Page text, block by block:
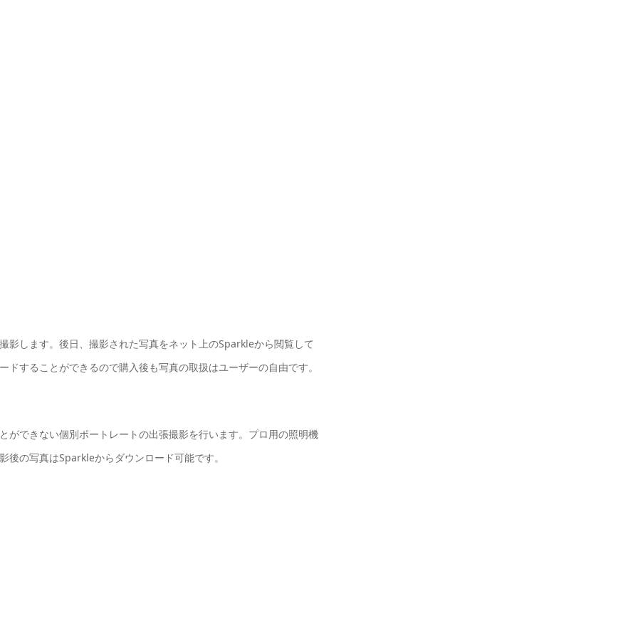
影します。後日、撮影された写真をネット上のSparkleから閲覧して
することができるので購入後も写真の取扱はユーザーの自由です。
ができない個別ポートレートの出張撮影を行います。プロ用の照明機
の写真はSparkleからダウンロード可能です。